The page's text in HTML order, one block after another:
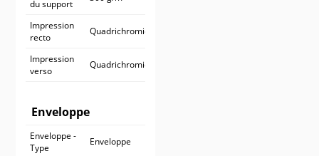
du support
Impression
recto
Quadrichromie
Impression
verso
Quadrichromie
Enveloppe
Enveloppe -
Type
Enveloppe